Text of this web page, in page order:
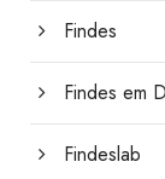
Findes
Findes em
Findeslab